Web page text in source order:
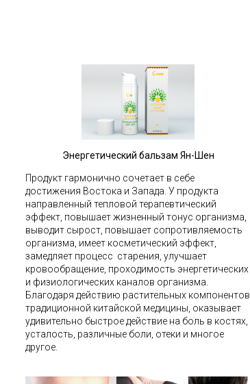
Энергетический бальзам Ян-Шен
Продукт гармонично сочетает в себе
достижения Востока и Запада. У продукта
направленный тепловой терапевтический
эффект, повышает жизненный тонус организма,
выводит сырост, повышает сопротивляемость
организма, имеет косметический эффект,
замедляет процесс старения, улучшает
кровообращение, проходимость энергетических
и физиологических каналов организма.
Благодаря действию растительных компонентов
традиционной китайской меди­цины, оказывает
удивительно быстрое действие на боль в костях,
усталость, различные боли, отеки и многое
другое.